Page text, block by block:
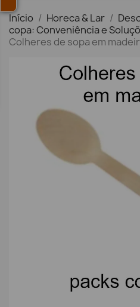
Início Horeca & Lar
copa: Conveniência e
Colheres de sopa em